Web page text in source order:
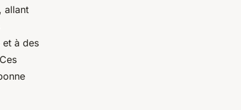
allant
et à des